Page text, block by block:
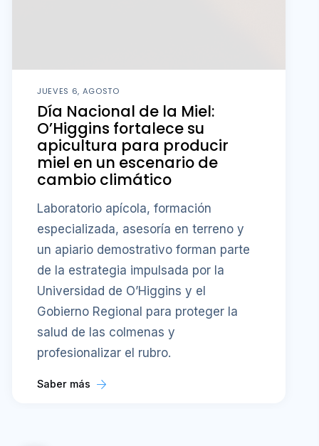
JUEVES 6, AGOSTO
Día Nacional de la Miel:
O’Higgins fortalece su
apicultura para producir
miel en un escenario de
cambio climático
Laboratorio apícola, formación
especializada, asesoría en terreno y
un apiario demostrativo forman parte
de la estrategia impulsada por la
Universidad de O’Higgins y el
Gobierno Regional para proteger la
salud de las colmenas y
profesionalizar el rubro.
Saber más